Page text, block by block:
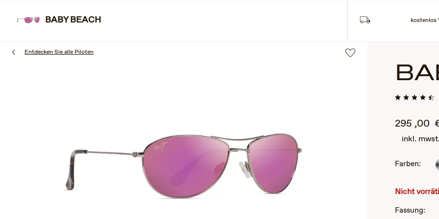
Hauptinhalt
springen
Entdecken Sie alle Piloten
295 ,00
inkl. mwst.
Farben:
Nicht
Fassung:
BABY BEACH kostenlos